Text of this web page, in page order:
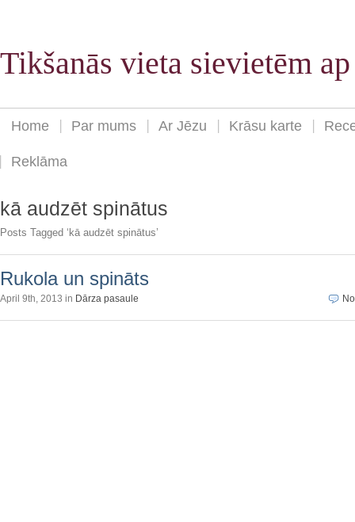
Tikšanās vieta sievietēm
Home Par mums Ar Jēzu Krāsu karte
Reklāma
kā audzēt spinātus
Posts Tagged ‘kā audzēt spinātus’
Rukola un spināts
April 9th, 2013 in Dārza pasaule